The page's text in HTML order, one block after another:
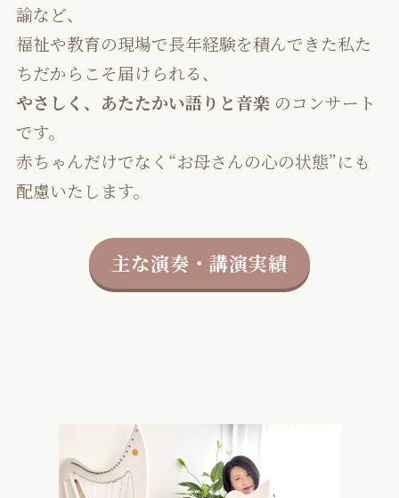
諭など、
福祉や教育の現場で長年経験を積んできた私た
ちだからこそ届けられる、
やさしく、あたたかい語りと音楽 のコンサート
です。
赤ちゃんだけでなく“お母さんの心の状態”にも
配慮いたします。
主な演奏・講演実績